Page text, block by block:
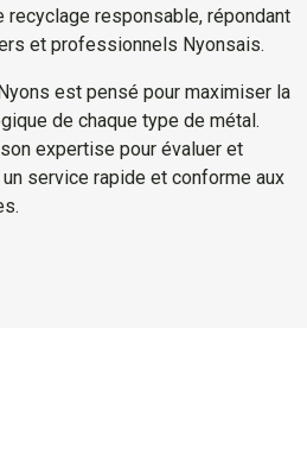
recyclage responsable, répondant
et professionnels Nyonsais.
est pensé pour maximiser la
de chaque type de métal.
expertise pour évaluer et
service rapide et conforme aux